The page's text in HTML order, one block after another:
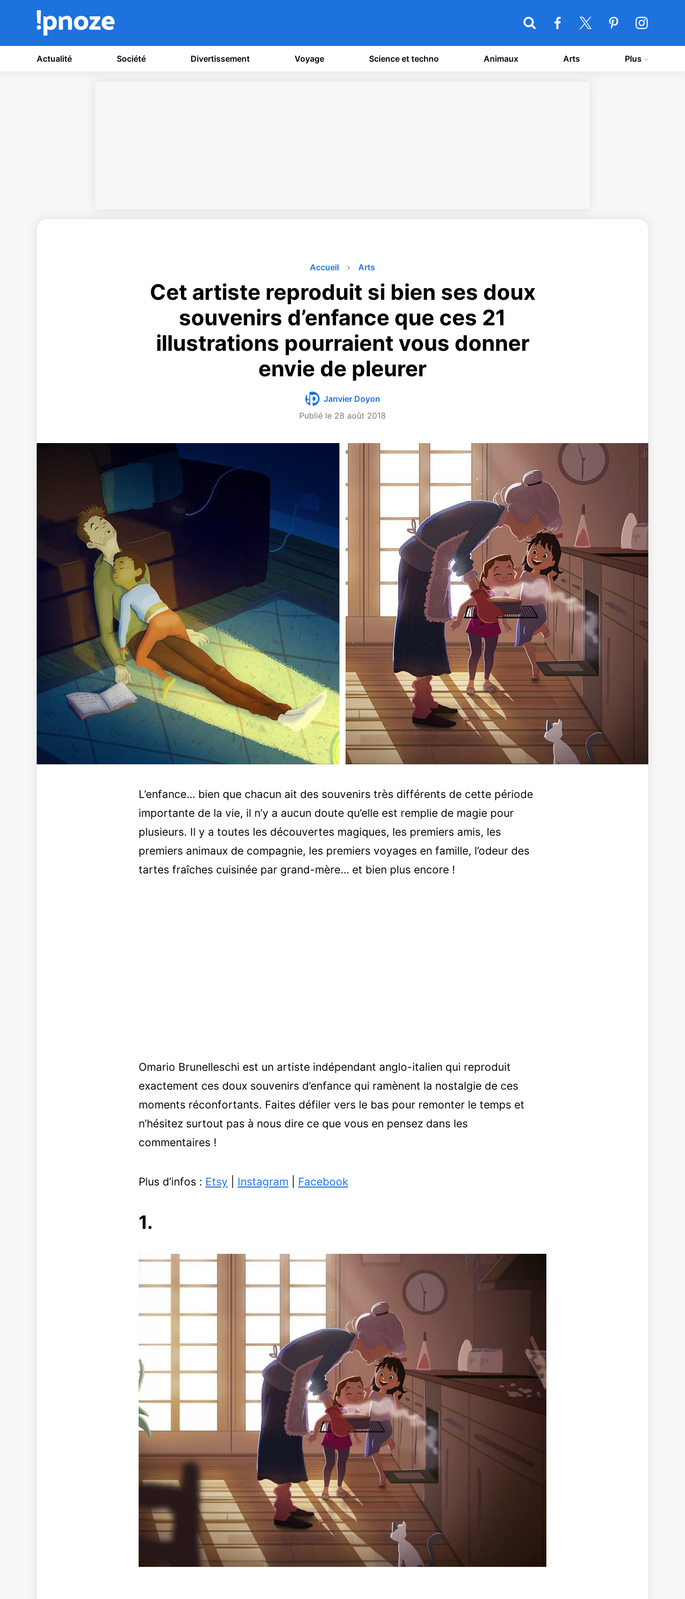
Actualité Société Divertissement Voyage Science et techno Animaux Arts Plus
Accueil Arts
Cet artiste reproduit si bien ses doux
souvenirs d’enfance que ces 21
illustrations pourraient vous donner
envie de pleurer
Janvier Doyon
Publié le 28 août 2018
L’enfance… bien que chacun ait des souvenirs très différents de cette période
importante de la vie, il n’y a aucun doute qu’elle est remplie de magie pour
plusieurs. Il y a toutes les découvertes magiques, les premiers amis, les
premiers animaux de compagnie, les premiers voyages en famille, l’odeur des
tartes fraîches cuisinée par grand-mère… et bien plus encore !
Omario Brunelleschi est un artiste indépendant anglo-italien qui reproduit
exactement ces doux souvenirs d’enfance qui ramènent la nostalgie de ces
moments réconfortants. Faites défiler vers le bas pour remonter le temps et
n’hésitez surtout pas à nous dire ce que vous en pensez dans les
commentaires !
Plus d’infos : Etsy Instagram Facebook
1.